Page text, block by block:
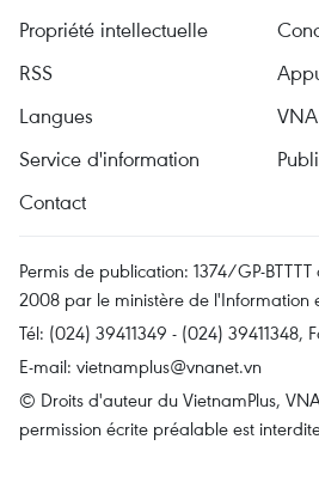
Propriété intellectuelle
RSS
Langues
VNA
Service d'information
Contact
Permis de publication: 1374/GP-
2008 par le ministère de l'Information
Tél: (024) 39411349 - (024) 39411348,
E-mail: vietnamplus@vnanet.vn
© Droits d'auteur du VietnamPlus,
permission écrite préalable est